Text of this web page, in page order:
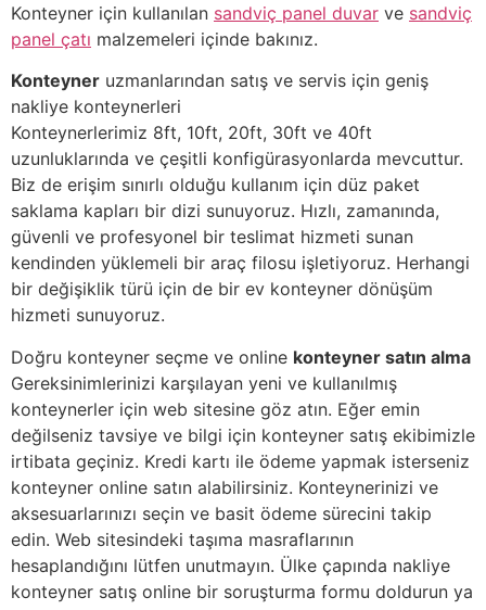
Konteyner için kullanılan sandviç panel duvar ve sandviç
panel çatı malzemeleri içinde bakınız.
Konteyner uzmanlarından satış ve servis için geniş
nakliye konteynerleri
Konteynerlerimiz 8ft, 10ft, 20ft, 30ft ve 40ft
uzunluklarında ve çeşitli konfigürasyonlarda mevcuttur.
Biz de erişim sınırlı olduğu kullanım için düz paket
saklama kapları bir dizi sunuyoruz. Hızlı, zamanında,
güvenli ve profesyonel bir teslimat hizmeti sunan
kendinden yüklemeli bir araç filosu işletiyoruz. Herhangi
bir değişiklik türü için de bir ev konteyner dönüşüm
hizmeti sunuyoruz.
Doğru konteyner seçme ve online konteyner satın alma
Gereksinimlerinizi karşılayan yeni ve kullanılmış
konteynerler için web sitesine göz atın. Eğer emin
değilseniz tavsiye ve bilgi için konteyner satış ekibimizle
irtibata geçiniz. Kredi kartı ile ödeme yapmak isterseniz
konteyner online satın alabilirsiniz. Konteynerinizi ve
aksesuarlarınızı seçin ve basit ödeme sürecini takip
edin. Web sitesindeki taşıma masraflarının
hesaplandığını lütfen unutmayın. Ülke çapında nakliye
konteyner satış online bir soruşturma formu doldurun ya